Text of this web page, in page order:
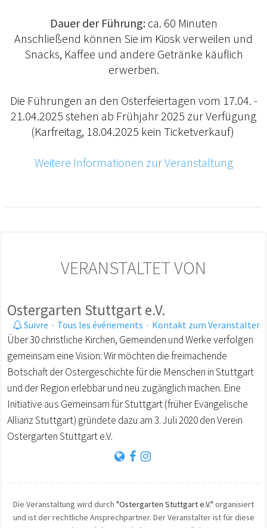
Dauer der Führung:ca. 60 Minuten
Anschließend können Sie im Kiosk verweilen und
Snacks, Kaffee und andere Getränke käuflich
erwerben.
Die Führungen an den Osterfeiertagen vom 17.04. -
21.04.2025 stehen ab Frühjahr 2025 zur Verfügung
(Karfreitag, 18.04.2025 kein Ticketverkauf)
Weitere Informationen zur Veranstaltung
VERANSTALTET VON
Ostergarten Stuttgart e.V.
Suivre · Tous les événements · Kontakt zum Veranstalter
Über 30 christliche Kirchen, Gemeinden und Werke verfolgen
gemeinsam eine Vision: Wir möchten die freimachende
Botschaft der Ostergeschichte für die Menschen in Stuttgart
und der Region erlebbar und neu zugänglich machen. Eine
Initiative aus Gemeinsam für Stuttgart (früher Evangelische
Allianz Stuttgart) gründete dazu am 3. Juli 2020 den Verein
Ostergarten Stuttgart e.V.
Die Veranstaltung wird durch "Ostergarten Stuttgart e.V." organisiert
und ist der rechtliche Ansprechpartner. Der Veranstalter ist für diese